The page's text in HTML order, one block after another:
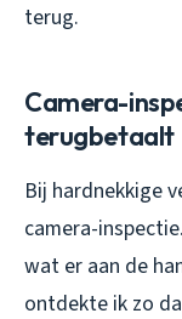
terug.
Camera-
terugbetaalt
Bij hardnekkige
camera-
wat er aan de
ontdekte ik zo